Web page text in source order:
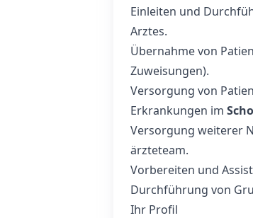
Einleiten und
Arztes.
Übernahme von
Zuweisungen).
Versorgung von
Erkrankungen im
Versorgung weiterer
ärzteteam.
Vorbereiten und
Durchführung von
Ihr Profil